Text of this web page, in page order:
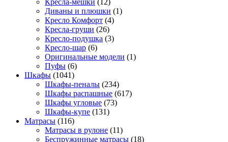
Диваны и плюшки (1)
Кресло Комфорт (4)
Кресла-груши (26)
Кресло-подушка (3)
Кресло-шар (6)
Оригинальные модели (1)
Пуфы (6)
Шкафы (1041)
Шкафы-пеналы (234)
Шкафы распашные (617)
Шкафы угловые (73)
Шкафы-купе (131)
Матрасы (116)
Матрасы в рулоне (11)
Беспружинные матрасы (18)